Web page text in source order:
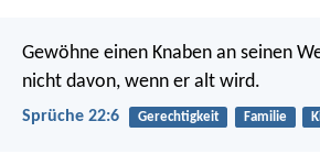
Gewöhne einen Knaben an seinen
nicht davon, wenn er alt wird.
Sprüche 22:6 Gerechtigkeit Familie